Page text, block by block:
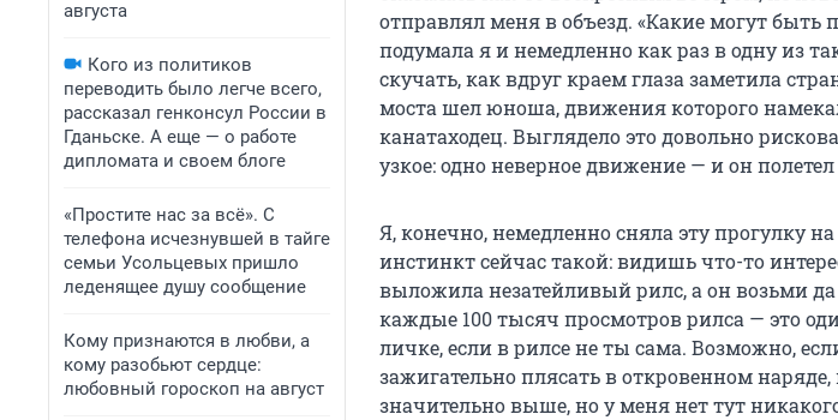
августа
Кого из политиков
переводить было легче всего,
рассказал генконсул России в
Гданьске. А еще — о работе
дипломата и своем блоге
«Простите нас за всё». С
телефона исчезнувшей в тайге
семьи Усольцевых пришло
леденящее душу сообщение
Кому признаются в любви, а
кому разобьют сердце:
любовный гороскоп на август
отправлял меня в объезд. «Какие могут быть
подумала я и немедленно как раз в одну из
скучать, как вдруг краем глаза заметила
моста шел юноша, движения которого
канатаходец. Выглядело это довольно
узкое: одно неверное движение — и он
Я, конечно, немедленно сняла эту прогулку
инстинкт сейчас такой: видишь что-то
выложила незатейливый рилс, а он возьми да
каждые 100 тысяч просмотров рилса — это
личке, если в рилсе не ты сама. Возможно,
зажигательно плясать в откровенном
значительно выше, но у меня нет тут